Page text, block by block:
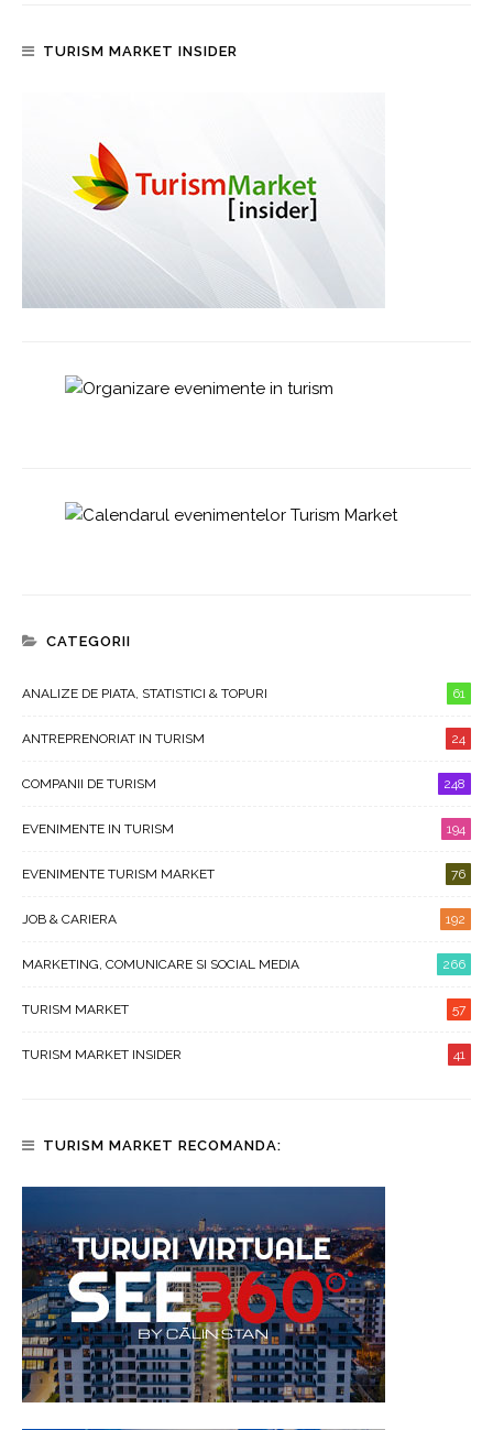
TURISM MARKET INSIDER
CATEGORII
ANALIZE DE PIATA, STATISTICI & TOPURI 61
ANTREPRENORIAT IN TURISM 24
COMPANII DE TURISM 248
EVENIMENTE IN TURISM 194
EVENIMENTE TURISM MARKET 76
JOB & CARIERA 192
MARKETING, COMUNICARE SI SOCIAL MEDIA 266
TURISM MARKET 57
TURISM MARKET INSIDER 41
TURISM MARKET RECOMANDA: